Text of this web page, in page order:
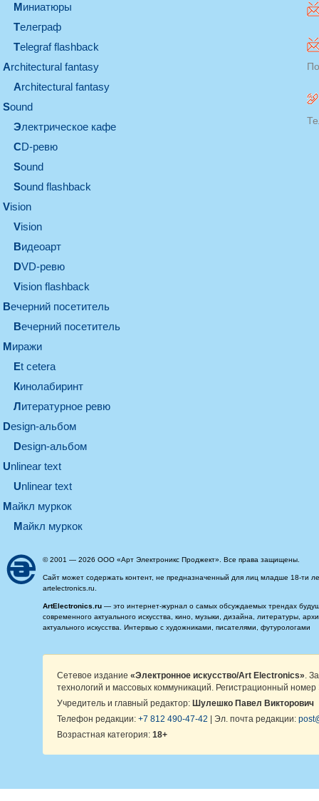
миниатюры
телеграф
Telegraf flashback
architectural fantasy
architectural fantasy
sound
электрическое кафе
CD-ревю
sound
Sound flashback
vision
vision
видеоарт
DVD-ревю
Vision flashback
вечерний посетитель
вечерний посетитель
миражи
et cetera
кинолабиринт
литературное ревю
design-альбом
design-альбом
unlinear text
Unlinear text
майкл муркок
майкл муркок
© 2001 — 2026 ООО «Арт Электроникс Проджект». Все права защищены.
Сайт может содержать контент, не предназначенный для лиц младше 18-ти
artelectronics.ru.
ArtElectronics.ru — это интернет-журнал о самых обсуждаемых трендах
современного актуального искусства, кино, музыки, дизайна, литературы,
актуального искусства. Интервью с художниками, писателями, футурологами
Сетевое издание «Электронное искусство/Art Electronics» .
технологий и массовых коммуникаций. Регистрационный
Учредитель и главный редактор: Шулешко Павел Викторович
Телефон редакции: +7 812 490-47-42 | Эл. почта редакции:
Возрастная категория: 18+